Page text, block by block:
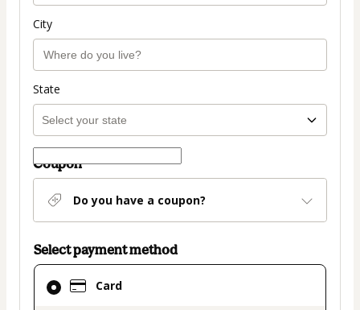
City
State
Coupon
Do you have a coupon?
Select payment method
Card
Card
selected